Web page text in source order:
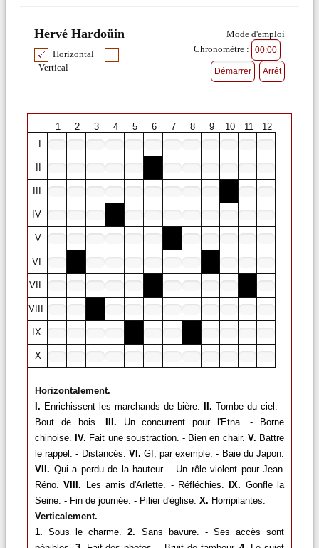
Hervé Hardoüin
Mode d'emploi
Horizontal
Vertical
Chronomètre :
1 2 3 4 5 6 7 8 9 10 11
12
IV
V
VI
VII
VIII
IX
X
Horizontalement.
I. Enrichissent les marchands de bière. II. Tombe du ciel. -
Bout de bois.
III. Un concurrent pour l'Etna. - Borne
chinoise.
IV. Fait une soustraction. - Bien en chair. V. Battre
le rappel. - Distancés. VI. GI, par exemple. - Baie du Japon.
VII. Qui a perdu de la hauteur. - Un rôle violent pour Jean
Réno.
VIII. Les amis d'Arlette. - Réfléchies. IX. Gonfle la
Seine. - Fin de journée. - Pilier d'église. X. Horripilantes.
Verticalement.
1. Sous le charme. 2. Sans bavure. - Ses accès sont